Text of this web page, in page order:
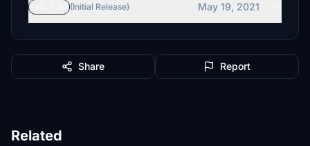
(Initial Release) May 19, 2021
Share Report
Related